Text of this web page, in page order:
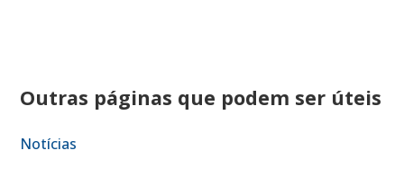
Outras páginas que podem ser úteis
Notícias